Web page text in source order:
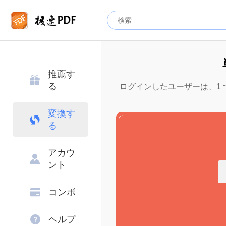
推薦す
る
変換す
る
アカウ
ント
コンボ
ヘルプ
ログインしたユーザーは、1